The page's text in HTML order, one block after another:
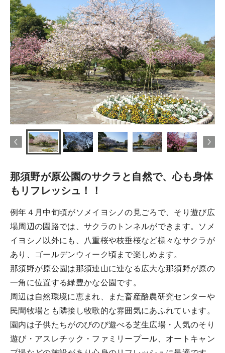
那須野が原公園のサクラと自然で、心も身体
もリフレッシュ！！
例年４月中旬頃がソメイヨシノの見ごろで、そり遊び広
場周辺の園路では、サクラのトンネルができます。ソメ
イヨシノ以外にも、八重桜や枝垂桜など様々なサクラが
あり、ゴールデンウィーク頃まで楽しめます。
那須野が原公園は那須連山に連なる広大な那須野が原の
一角に位置する緑豊かな公園です。
周辺は自然環境に恵まれ、また畜産酪農研究センターや
民間牧場とも隣接し牧歌的な雰囲気にあふれています。
園内は子供たちがのびのび遊べる芝生広場・人気のそり
遊び・アスレチック・ファミリープール、オートキャン